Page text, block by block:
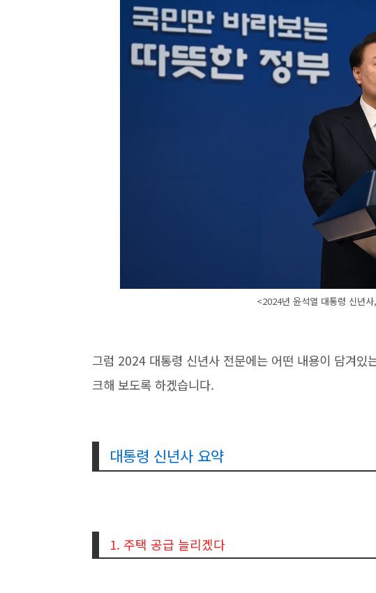
<2024년 윤석열 대통령 신년
그럼 2024 대통령 신년사 전문에는 어떤 내용이 담겨있
크해 보도록 하겠습니다.
대통령 신년사 요약
1. 주택 공급 늘리겠다